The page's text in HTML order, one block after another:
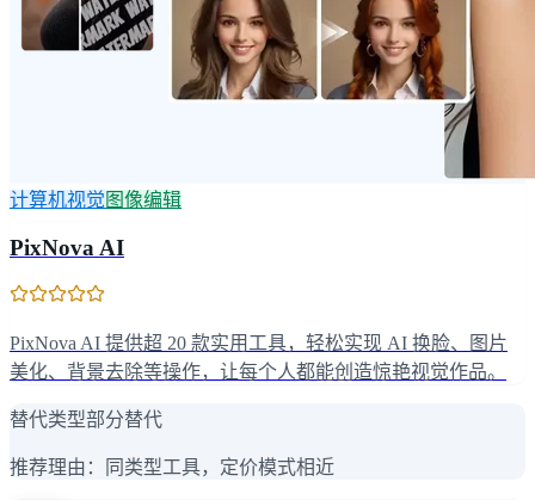
计算机视觉 图像编辑
PixNova AI
PixNova AI 提供超 20 款实用工具，轻松实现 AI 换脸、图片
美化、背景去除等操作，让每个人都能创造惊艳视觉作品。
替代类型部分替代
推荐理由： 同类型工具，定价模式相近